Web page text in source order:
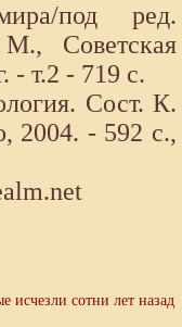
под ред.
Советская
- т.2 - 719 с.
Сост. К.
2004. - 592 с.,
исчезли сотни лет назад